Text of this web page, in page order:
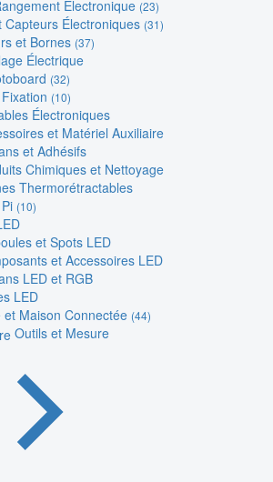
Électronique (23)
Capteurs Électroniques (31)
et Bornes (37)
Électrique
(32)
(10)
Électroniques
et Matériel Auxiliaire
et Adhésifs
Chimiques et Nettoyage
Thermorétractables
(10)
et Spots LED
et Accessoires LED
LED et RGB
LED
et Maison Connectée (44)
Outils et Mesure